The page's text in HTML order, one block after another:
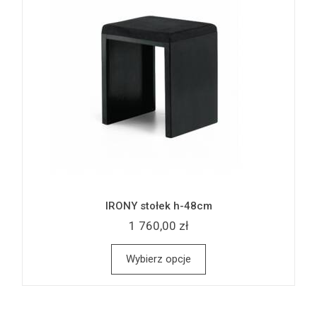
IRONY stołek h-48cm
1 760,00 zł
Wybierz opcje